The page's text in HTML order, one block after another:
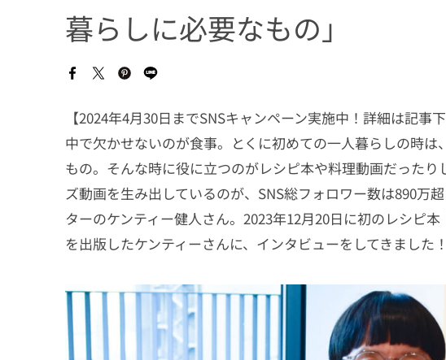
暮らしに必要なもの」
【2024年4月30日までSNSキャンペーン実施中！詳細は記
中で欠かせないのが食事。とくに初めての一人暮らしの時
もの。そんな時に役に立つのがレシピ本や料理動画だった
ズ動画を生み出しているのが、SNS総フォロワー数は890万
ターのケンティー健人さん。2023年12月20日に初のレシピ
を出版したケンティーさんに、インタビューをしてきました！